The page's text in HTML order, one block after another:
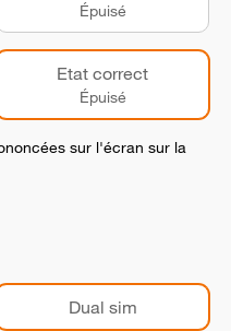
Épuisé
Etat correct
Épuisé
sur l'écran sur la
Dual sim